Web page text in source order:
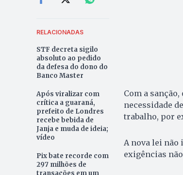
RELACIONADAS
STF decreta sigilo
absoluto ao pedido
da defesa do dono do
Banco Master
Após viralizar com
crítica a guaraná,
prefeito de Londres
recebe bebida de
Janja e muda de ideia;
vídeo
Pix bate recorde com
297 milhões de
transações em um
Com a
necessidade
trabalho, por
A nova lei não
exigências